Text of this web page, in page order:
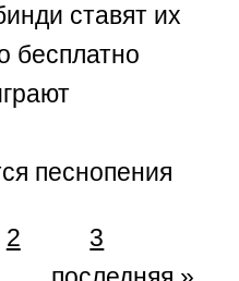
ставят их
бесплатно
песнопения
2
3